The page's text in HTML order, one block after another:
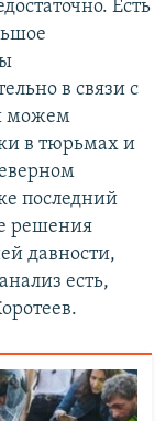
Есть
в связи с
можем
в тюрьмах и
последний
решения
давности,
есть,